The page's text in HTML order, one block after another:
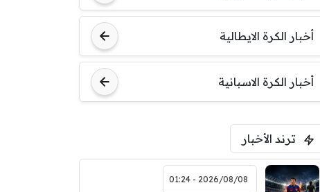
اودينيزي
8:00 م
برشلونة أخبار الكرة الايطالية
أخبار الكرة الاسبانية
ترند الأخبار
2026/08/08 - 01:24